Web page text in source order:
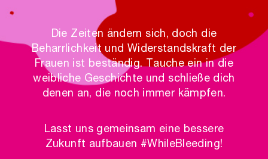
Die Zeiten ändern sich, doch die
Beharrlichkeit und Widerstandskraft der
Frauen ist beständig. Tauche ein in die
weibliche Geschichte und schließe dich
denen an, die noch immer kämpfen.
Lasst uns gemeinsam eine bessere
Zukunft aufbauen #WhileBleeding!